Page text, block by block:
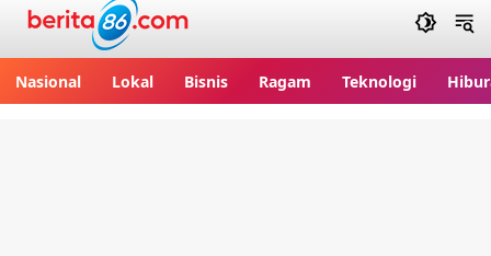
Nasional Lokal Bisnis Ragam Teknologi